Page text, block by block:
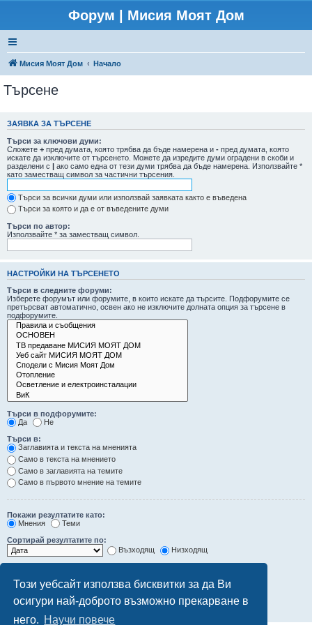
Този уебсайт използва бисквитки за да Ви
осигури най-доброто възможно прекарване в
него. Научи повече
Форум | Мисия Моят Дом
Мисия Моят Дом Начало
Търсене
ЗАЯВКА ЗА ТЪРСЕНЕ
Търси за ключови думи:
Сложете + пред думата, която трябва да бъде намерена и - пред думата, която
искате да изключите от търсенето. Можете да изредите думи оградени в скоби и
разделени с | ако само една от тези думи трябва да бъде намерена. Използвайте *
като заместващ символ за частични търсения.
Търси за всички думи или използвай заявката както е въведена
Търси за която и да е от въведените думи
Търси по автор:
Използвайте * за заместващ символ.
НАСТРОЙКИ НА ТЪРСЕНЕТО
Търси в следните форуми:
Изберете форумът или форумите, в които искате да търсите. Подфорумите се
претърсват автоматично, освен ако не изключите долната опция за търсене в
подфорумите.
Търси в подфорумите:
Да
Не
Търси в:
Заглавията и текста на мненията
Само в текста на мнението
Само в заглавията на темите
Само в първото мнение на темите
Покажи резултатите като:
Мнения
Теми
Сортирай резултатите по:
Възходящ
Низходящ
Покажи първите:
символа от мненията